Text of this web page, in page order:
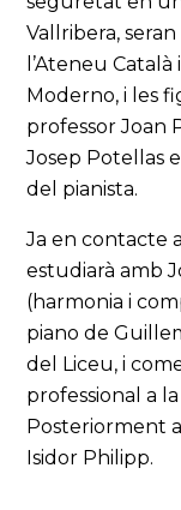
Vallribera,
l’Ateneu
Moderno, i les
professor Joan
Josep Potellas
del pianista.
Ja en contacte
estudiarà amb
(harmonia i
piano de
del Liceu, i
professional a
Posteriorment
Isidor Philipp.